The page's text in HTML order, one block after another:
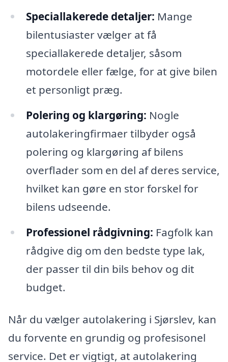
Speciallakerede detaljer: Mange
bilentusiaster vælger at få
speciallakerede detaljer, såsom
motordele eller fælge, for at give bilen
et personligt præg.
Polering og klargøring: Nogle
autolakeringfirmaer tilbyder også
polering og klargøring af bilens
overflader som en del af deres service,
hvilket kan gøre en stor forskel for
bilens udseende.
Professionel rådgivning: Fagfolk kan
rådgive dig om den bedste type lak,
der passer til din bils behov og dit
budget.
Når du vælger autolakering i Sjørslev, kan
du forvente en grundig og profesisonel
service. Det er vigtigt, at autolakering